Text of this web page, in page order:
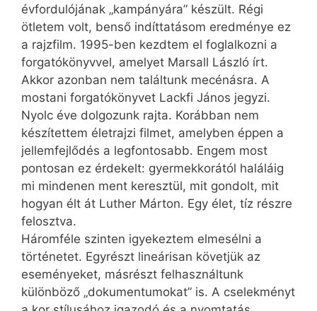
évfordulójának „kampányára” készült. Régi
ötletem volt, benső indíttatásom eredménye ez
a rajzfilm. 1995-ben kezdtem el foglalkozni a
forgatókönyvvel, amelyet Marsall László írt.
Akkor azonban nem találtunk mecénásra. A
mostani forgatókönyvet Lackfi János jegyzi.
Nyolc éve dolgozunk rajta. Korábban nem
készítettem életrajzi filmet, amelyben éppen a
jellemfejlődés a legfontosabb. Engem most
pontosan ez érdekelt: gyermekkorától haláláig
mi mindenen ment keresztül, mit gondolt, mit
hogyan élt át Luther Márton. Egy élet, tíz részre
felosztva.
Háromféle szinten igyekeztem elmesélni a
történetet. Egyrészt lineárisan követjük az
eseményeket, másrészt felhasználtunk
különböző „dokumentumokat” is. A cselekményt